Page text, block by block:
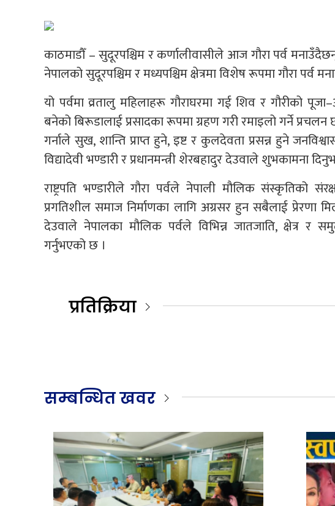
काठमाडौँ – सुदूरपश्चिम र कर्णालीवासीले आज गौरा पर्व
नेपालको सुदूरपश्चिम र मध्यपश्चिम क्षेत्रमा विशेष रूपमा गौरा पर्व
यो पर्वमा व्रतालु महिलाहरू गौराघरमा गई शिव र गौरीको
बनेको बिरूडालाई प्रसादका रूपमा ग्रहण गरी रमाइलो गर्ने
गर्नाले सुख, शान्ति प्राप्त हुने, इष्ट र कुलदेवता प्रसन्न हुने
विद्यादेवी भण्डारी र प्रधानमन्त्री शेरबहादुर देउवाले शुभकामना
राष्ट्रपति भण्डारीले गौरा पर्वले नेपाली मौलिक संस्कृतिको
प्रगतिशील समाज निर्माणका लागि अग्रसर हुन सबैलाई प्रेरणा
देउवाले नेपालका मौलिक पर्वले विभिन्न जातजाति, क्षेत्र
गर्नुभएको छ ।
प्रतिक्रिया
सम्बन्धित खवर